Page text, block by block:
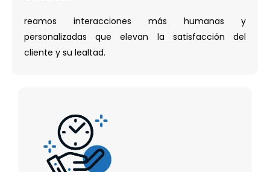
reamos interacciones más humanas y
personalizadas que elevan la satisfacción del
cliente y su lealtad.